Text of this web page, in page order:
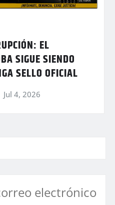
EL
SIGUE SIENDO
SELLO OFICIAL
Jul 4, 2026
electrónico